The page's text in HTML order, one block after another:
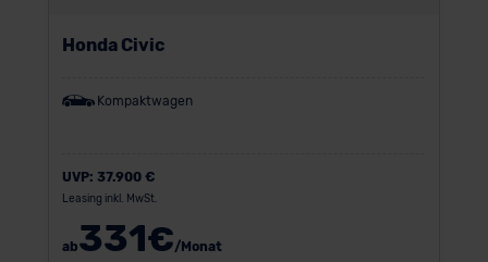
Honda Civic
Kompaktwagen
UVP: 37.900 €
Leasing inkl. MwSt.
ab331€/Monat